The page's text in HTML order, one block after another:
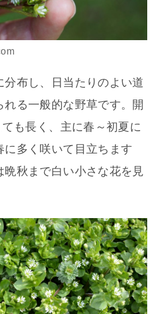
分布し、日当たりのよい道
る一般的な野草です。開
も長く、主に春～初夏に
に多く咲いて目立ちます
晩秋まで白い小さな花を見